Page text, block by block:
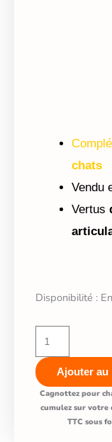
chats
Vendu
Vertus
Disponibilité :
quantité
Complément
🔋
Ortie
pour
chien
Ajouter au
Cagnottez pour
cumulez sur
TTC sous